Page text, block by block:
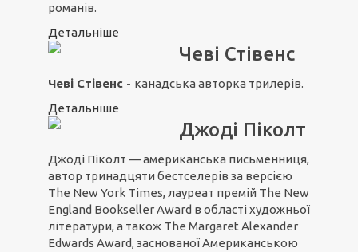
романів.
Детальніше
Чеві Стівенс
Чеві Стівенс - канадська авторка трилерів.
Детальніше
Джоді Піколт
Джоді Піколт — американська письменниця,
автор тринадцяти бестселерів за версією
The New York Times, лауреат премій The New
England Bookseller Award в області художньої
літератури, а також The Margaret Alexander
Edwards Award, заснованої Американською